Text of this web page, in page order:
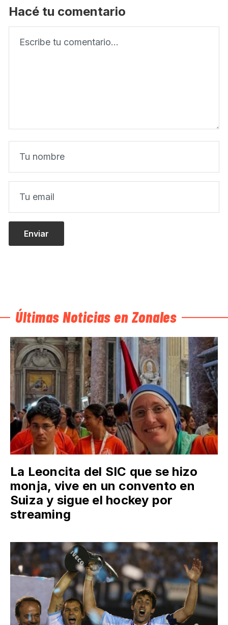
Hacé tu comentario
Últimas Noticias en Zonales
La Leoncita del SIC que se hizo
monja, vive en un convento en
Suiza y sigue el hockey por
streaming